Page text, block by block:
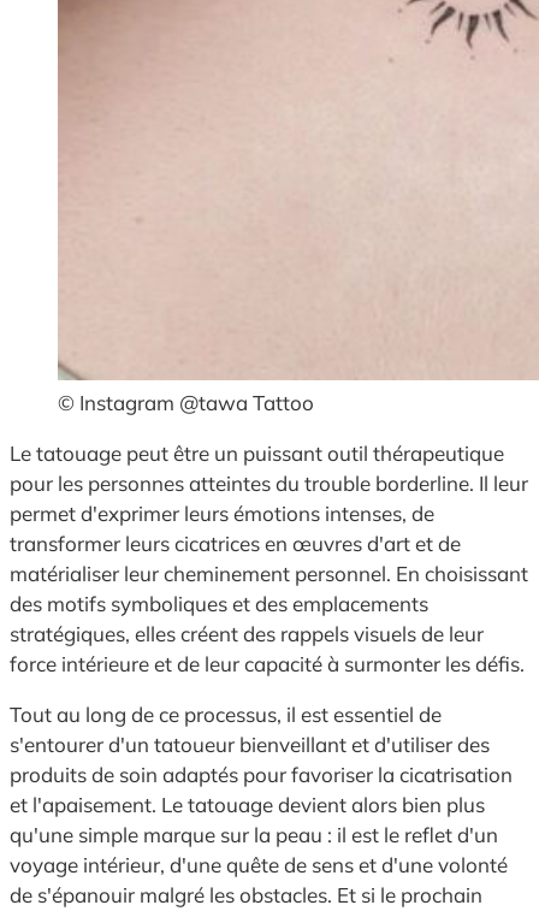
© Instagram @tawa Tattoo
Le tatouage peut être un puissant outil thérapeutique
pour les personnes atteintes du trouble borderline. Il leur
permet d'exprimer leurs émotions intenses, de
transformer leurs cicatrices en œuvres d'art et de
matérialiser leur cheminement personnel. En choisissant
des motifs symboliques et des emplacements
stratégiques, elles créent des rappels visuels de leur
force intérieure et de leur capacité à surmonter les défis.
Tout au long de ce processus, il est essentiel de
s'entourer d'un tatoueur bienveillant et d'utiliser des
produits de soin adaptés pour favoriser la cicatrisation
et l'apaisement. Le tatouage devient alors bien plus
qu'une simple marque sur la peau : il est le reflet d'un
voyage intérieur, d'une quête de sens et d'une volonté
de s'épanouir malgré les obstacles. Et si le prochain